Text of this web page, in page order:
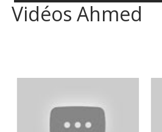
Vidéos Ahmed